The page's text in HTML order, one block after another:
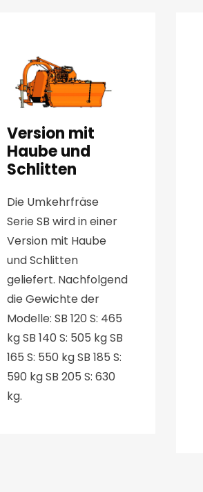
Version mit
Haube und
Schlitten
Die Umkehrfräse
Serie SB wird in einer
Version mit Haube
und Schlitten
geliefert. Nachfolgend
die Gewichte der
Modelle: SB 120 S: 465
kg SB 140 S: 505 kg SB
165 S: 550 kg SB 185 S:
590 kg SB 205 S: 630
kg.